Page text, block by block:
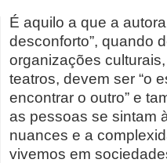
É aquilo a que a
desconforto”, quando
organizações
teatros, devem ser “o
encontrar o outro” e
as pessoas se sintam
nuances e a
vivemos em